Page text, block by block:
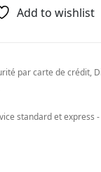
Add to wishlist
par carte de crédit,
standard et express